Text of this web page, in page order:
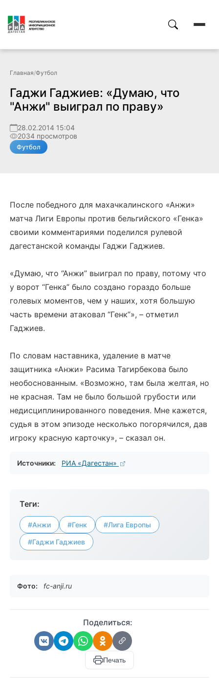
Главная/Футбол
Гаджи Гаджиев: «Думаю, что
"Анжи" выиграл по праву»
28.02.2014 15:04
2034 просмотров
Футбол
После победного для махачкалинского «Анжи»
матча Лиги Европы против бельгийского «Генка»
своими комментариями поделился рулевой
дагестанской команды Гаджи Гаджиев.
«Думаю, что “Анжи” выиграл по праву, потому что
у ворот “Генка” было создано гораздо больше
голевых моментов, чем у наших, хотя большую
часть времени атаковал “Генк”», – отметил
Гаджиев.
По словам наставника, удаление в матче
защитника «Анжи» Расима Тагирбекова было
необоснованным. «Возможно, там была желтая, но
не красная. Там не было большой грубости или
недисциплинированного поведения. Мне кажется,
судья в этом эпизоде несколько погорячился, дав
игроку красную карточку», – сказал он.
Источники: РИА «Дагестан»
Теги:
#Анжи #Генк #Лига Европы
#Гаджи Гаджиев
Фото: fc-anji.ru
Поделиться:
Печать